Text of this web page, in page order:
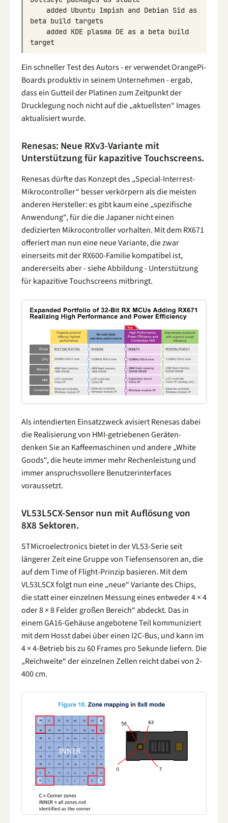
added Ubuntu Impish and Debian Sid as
beta build targets
added KDE plasma DE as a beta build
target
Ein schneller Test des Autors - er verwendet OrangePi-
Boards produktiv in seinem Unternehmen - ergab,
dass ein Gutteil der Platinen zum Zeitpunkt der
Drucklegung noch nicht auf die „aktuellsten“ Images
aktualisiert wurde.
Renesas: Neue RXv3-Variante mit
Unterstützung für kapazitive Touchscreens.
Renesas dürfte das Konzept des „Special-Interrest-
Mikrocontroller“ besser verkörpern als die meisten
anderen Hersteller: es gibt kaum eine „spezifische
Anwendung“, für die die Japaner nicht einen
dedizierten Mikrocontroller vorhalten. Mit dem RX671
offeriert man nun eine neue Variante, die zwar
einerseits mit der RX600-Familie kompatibel ist,
andererseits aber - siehe Abbildung - Unterstützung
für kapazitive Touchscreens mitbringt.
Als intendierten Einsatzzweck avisiert Renesas dabei
die Realisierung von HMI-getriebenen Geräten-
denken Sie an Kaffeemaschinen und andere „White
Goods“, die heute immer mehr Rechenleistung und
immer anspruchsvollere Benutzerinterfaces
voraussetzt.
VL53L5CX-Sensor nun mit Auflösung von
8X8 Sektoren.
STMicroelectronics bietet in der VL53-Serie seit
längerer Zeit eine Gruppe von Tiefensensoren an, die
auf dem Time of Flight-Prinzip basieren. Mit dem
VL53L5CX folgt nun eine „neue“ Variante des Chips,
die statt einer einzelnen Messung eines entweder 4 × 4
oder 8 × 8 Felder großen Bereich“ abdeckt. Das in
einem GA16-Gehäuse angebotene Teil kommuniziert
mit dem Hosst dabei über einen I2C-Bus, und kann im
4 × 4-Betrieb bis zu 60 Frames pro Sekunde liefern. Die
„Reichweite“ der einzelnen Zellen reicht dabei von 2-
400 cm.